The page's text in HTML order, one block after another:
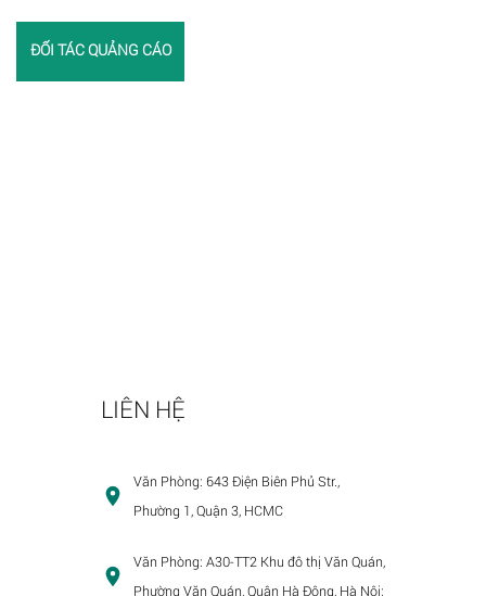
ĐỐI TÁC QUẢNG CÁO
LIÊN HỆ
Văn Phòng: 643 Điện Biên Phủ Str.,
Phường 1, Quận 3, HCMC
Văn Phòng: A30-TT2 Khu đô thị Văn Quán,
Phường Văn Quán, Quận Hà Đông, Hà Nội;